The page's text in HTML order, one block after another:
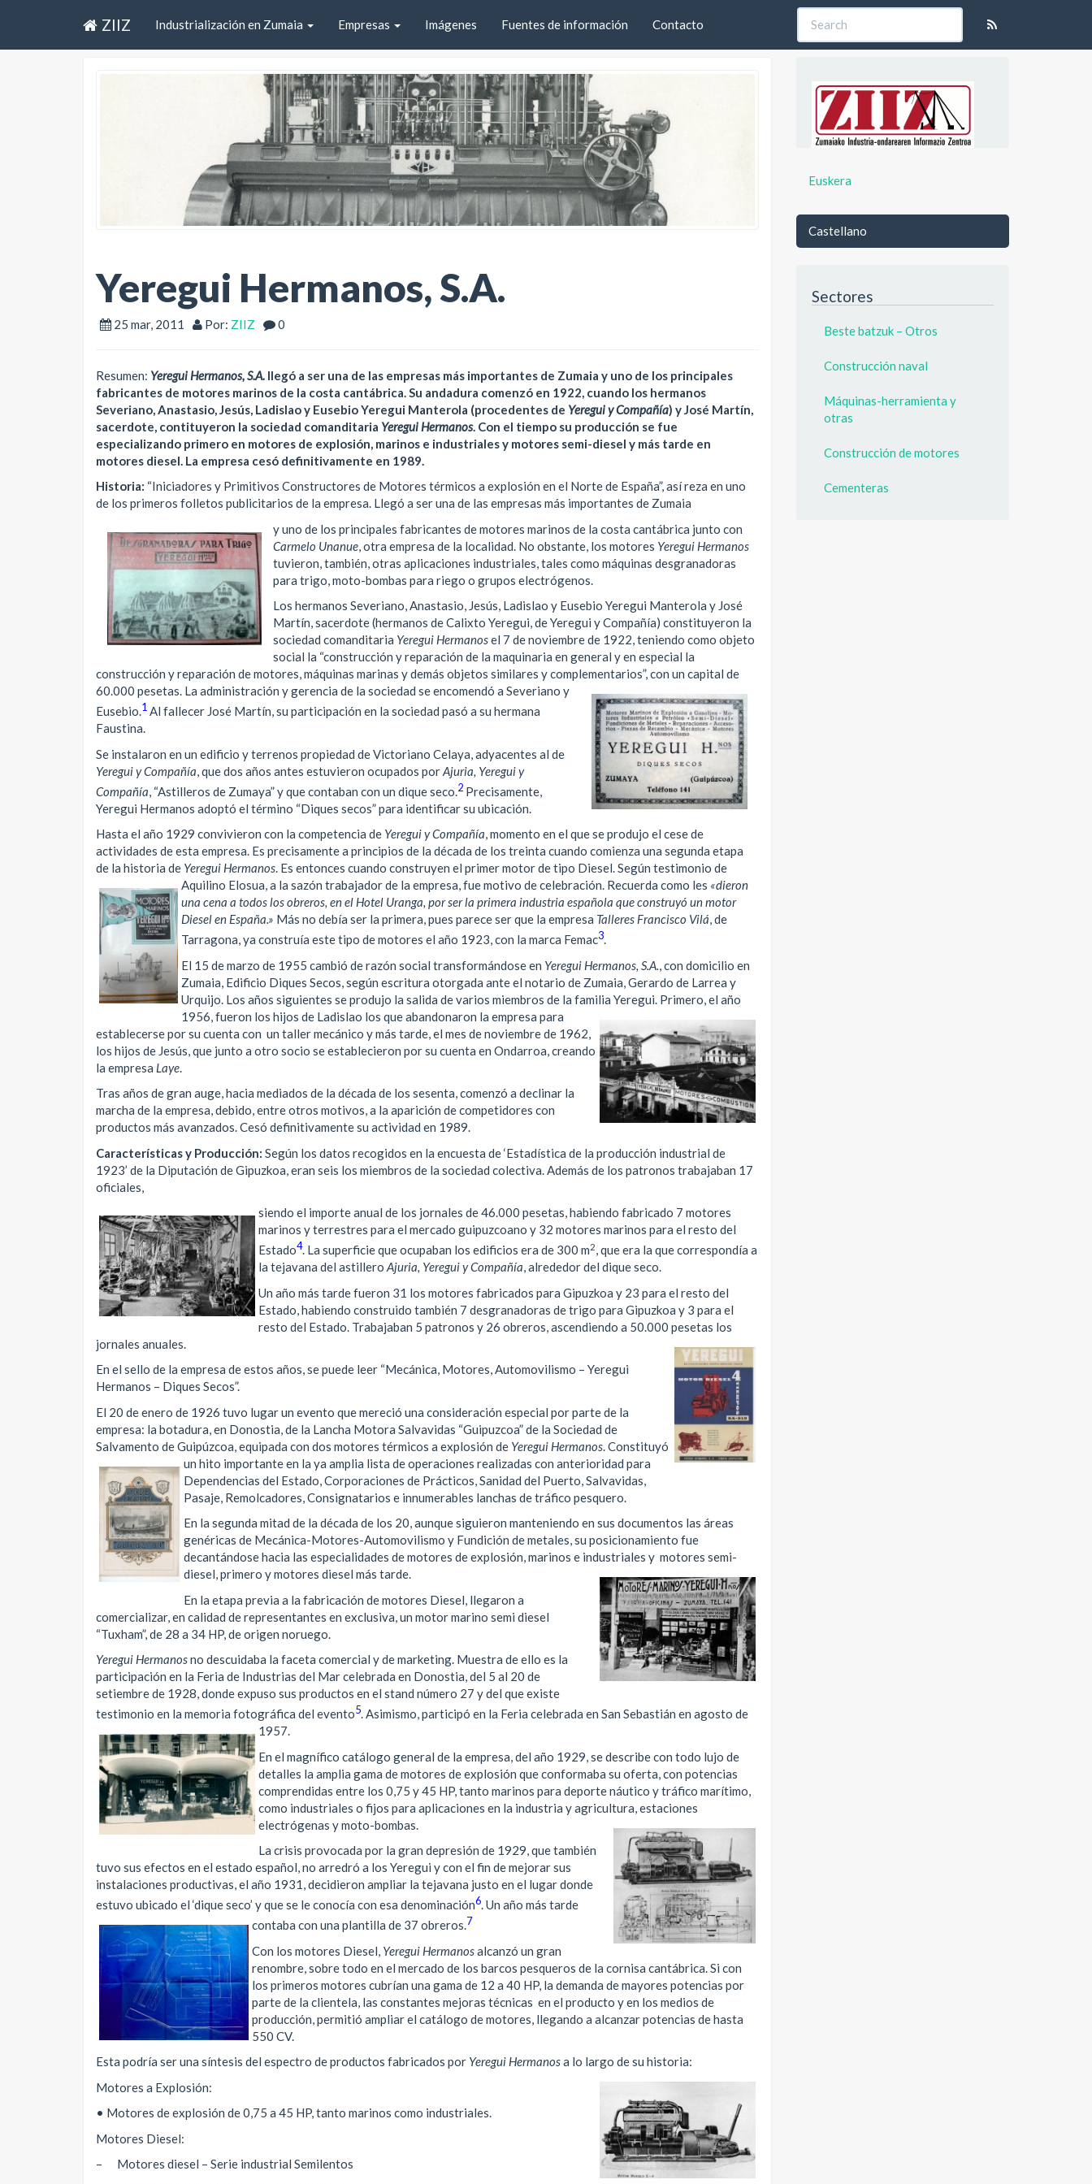
ZIIZ Industrialización en Zumaia Empresas Imágenes Fuentes de información Contacto
Yeregui Hermanos, S.A.
25 mar, 2011 Por: ZIIZ 0
Resumen: Yeregui Hermanos, S.A. llegó a ser una de las empresas más importantes de Zumaia y uno de los principales
fabricantes de motores marinos de la costa cantábrica. Su andadura comenzó en 1922, cuando los hermanos
Severiano, Anastasio, Jesús, Ladislao y Eusebio Yeregui Manterola (procedentes de Yeregui y Compañía) y José Martín,
sacerdote, contituyeron la sociedad comanditaria Yeregui Hermanos. Con el tiempo su producción se fue
especializando primero en motores de explosión, marinos e industriales y motores semi-diesel y más tarde en
motores diesel. La empresa cesó definitivamente en 1989.
Historia: “Iniciadores y Primitivos Constructores de Motores térmicos a explosión en el Norte de España”, así reza en uno
de los primeros folletos publicitarios de la empresa. Llegó a ser una de las empresas más importantes de Zumaia
y uno de los principales fabricantes de motores marinos de la costa cantábrica junto con
Carmelo Unanue, otra empresa de la localidad. No obstante, los motores Yeregui Hermanos
tuvieron, también, otras aplicaciones industriales, tales como máquinas desgranadoras
para trigo, moto-bombas para riego o grupos electrógenos.
Los hermanos Severiano, Anastasio, Jesús, Ladislao y Eusebio Yeregui Manterola y José
Martín, sacerdote (hermanos de Calixto Yeregui, de Yeregui y Compañía) constituyeron la
sociedad comanditaria Yeregui Hermanosel 7 de noviembre de 1922, teniendo como objeto
social la “construcción y reparación de la maquinaria en general y en especial la
construcción y reparación de motores, máquinas marinas y demás objetos similares y complementarios”, con un capital de
60.000 pesetas. La administración y gerencia de la sociedad se encomendó a Severiano y
Eusebio.1Al fallecer José Martín, su participación en la sociedad pasó a su hermana
Faustina.
Se instalaron en un edificio y terrenos propiedad de Victoriano Celaya, adyacentes al de
Yeregui y Compañía, que dos años antes estuvieron ocupados porAjuria, Yeregui y
Compañía, “Astilleros de Zumaya” y que contaban con un dique seco.2 Precisamente,
Yeregui Hermanos adoptó el término “Diques secos” para identificar su ubicación.
Hasta el año 1929 convivieron con la competencia de Yeregui y Compañía, momento en el que se produjo el cese de
actividades de esta empresa. Es precisamente a principios de la década de los treinta cuando comienza una segunda etapa
de la historia de Yeregui Hermanos. Es entonces cuando construyen el primer motor de tipo Diesel. Según testimonio de
Aquilino Elosua,a la sazón trabajador de la empresa, fue motivo de celebración. Recuerda como les «dieron
una cena a todos los obreros, en el Hotel Uranga, por ser la primera industria española que construyó un motor
Diesel en España.» Más no debía ser la primera, pues parece ser que la empresa Talleres Francisco Vilá, de
Tarragona, ya construía este tipo de motores el año 1923, con la marca Femac3.
El 15 de marzo de 1955 cambió de razón social transformándose en Yeregui Hermanos, S.A., con domicilio en
Zumaia, Edificio Diques Secos, según escritura otorgada ante el notario de Zumaia, Gerardo de Larrea y
Urquijo. Los años siguientes se produjo la salida de varios miembros de la familia Yeregui. Primero, el año
1956, fueron los hijos de Ladislao los que abandonaron la empresa para
establecerse por su cuenta con un taller mecánico y más tarde, el mes de noviembre de 1962,
los hijos de Jesús, que junto a otro socio se establecieron por su cuenta en Ondarroa, creando
la empresa Laye.
Tras años de gran auge, hacia mediados de la década de los sesenta, comenzó a declinar la
marcha de la empresa, debido, entre otros motivos, a la aparición de competidores con
productos más avanzados. Cesó definitivamente su actividad en 1989.
Características y Producción: Según los datos recogidos en la encuesta de ‘Estadística de la producción industrial de
1923’ de la Diputación de Gipuzkoa, eran seis los miembros de la sociedad colectiva. Además de los patronos trabajaban 17
oficiales,
siendo el importe anual de los jornales de 46.000 pesetas, habiendo fabricado 7 motores
marinos y terrestres para el mercado guipuzcoano y 32 motores marinos para el resto del
Estado4. La superficie que ocupaban los edificios era de 300 m2, que era la que correspondía a
la tejavana del astillero Ajuria, Yeregui y Compañía, alrededor del dique seco.
Un año más tarde fueron 31 los motores fabricados para Gipuzkoa y 23 para el resto del
Estado, habiendo construido también 7 desgranadoras de trigo para Gipuzkoa y 3 para el
resto del Estado. Trabajaban 5 patronos y 26 obreros, ascendiendo a 50.000 pesetas los
jornales anuales.
En el sello de la empresa de estos años, se puede leer “Mecánica, Motores, Automovilismo – Yeregui
Hermanos – Diques Secos”.
El 20 de enero de 1926 tuvo lugar un evento que mereció una consideración especial por parte de la
empresa: la botadura, en Donostia, de la Lancha Motora Salvavidas “Guipuzcoa” de la Sociedad de
Salvamento de Guipúzcoa, equipada con dos motores térmicos a explosión de Yeregui Hermanos.Constituyó
un hito importante en la ya amplia lista de operaciones realizadas con anterioridad para
Dependencias del Estado, Corporaciones de Prácticos, Sanidad del Puerto, Salvavidas,
Pasaje, Remolcadores, Consignatarios e innumerables lanchas de tráfico pesquero.
En la segunda mitad de la década de los 20, aunque siguieron manteniendo en sus documentos las áreas
genéricas de Mecánica-Motores-Automovilismo y Fundición de metales, su posicionamiento fue
decantándose hacia las especialidades de motores de explosión, marinos e industriales y motores semi-
diesel, primero y motores diesel más tarde.
En la etapa previa a la fabricación de motores Diesel, llegaron a
comercializar, en calidad de representantes en exclusiva, un motor marino semi diesel
“Tuxham”, de 28 a 34 HP, de origen noruego.
Yeregui Hermanosno descuidaba la faceta comercial y de marketing. Muestra de ello es la
participación en la Feria de Industrias del Mar celebrada en Donostia, del 5 al 20 de
setiembre de 1928, donde expuso sus productos en el stand número 27 y del que existe
testimonio en la memoria fotográfica del evento5. Asimismo, participó en la Feria celebrada en San Sebastián en agosto de
1957.
En el magnífico catálogo general de la empresa, del año 1929, se describe con todo lujo de
detalles la amplia gama de motores de explosión que conformaba su oferta, con potencias
comprendidas entre los 0,75 y 45 HP, tanto marinos para deporte náutico y tráfico marítimo,
como industriales o fijos para aplicaciones en la industria y agricultura, estaciones
electrógenas y moto-bombas.
La crisis provocada por la gran depresión de 1929, que también
tuvo sus efectos en el estado español, no arredró a los Yeregui y con el fin de mejorar sus
instalaciones productivas, el año 1931, decidieron ampliar la tejavana justo en el lugar donde
estuvo ubicado el ‘dique seco’ y que se le conocía con esa denominación6. Un año más tarde
contaba con una plantilla de 37 obreros.7
Con los motores Diesel, Yeregui Hermanosalcanzó un gran
renombre, sobre todo en el mercado de los barcos pesqueros de la cornisa cantábrica. Si con
los primeros motores cubrían una gama de 12 a 40 HP, la demanda de mayores potencias por
parte de la clientela, las constantes mejoras técnicas en el producto y en los medios de
producción, permitió ampliar el catálogo de motores, llegando a alcanzar potencias de hasta
550 CV.
Esta podría ser una síntesis del espectro de productos fabricados por Yeregui Hermanosa lo largo de su historia:
Motores a Explosión:
• Motores de explosión de 0,75 a 45 HP, tanto marinos como industriales.
Motores Diesel:
– Motores diesel – Serie industrial Semilentos
Euskera
Castellano
Sectores
Beste batzuk – Otros
Construcción naval
Máquinas-herramienta y
otras
Construcción de motores
Cementeras